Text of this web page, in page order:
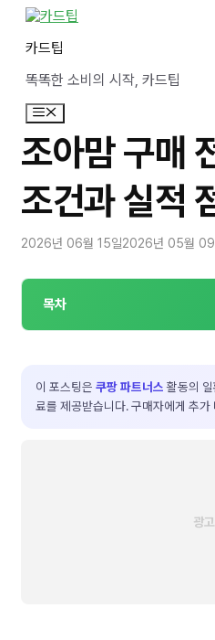
카드팁
똑똑한 소비의 시작, 카드팁
메
뉴
조아맘 구매
조건과 실적
2026년 06월 15일2026년 05월 09
목차
이 포스팅은 쿠팡 파트너스 활동의
료를 제공받습니다. 구매자에게 추